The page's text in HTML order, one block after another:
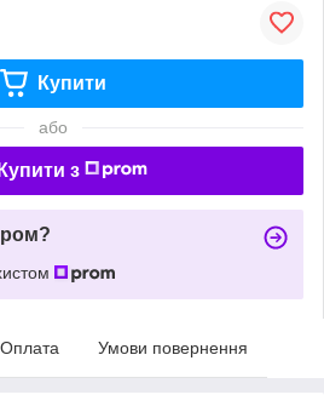
Купити
або
Купити з
Оплата Умови повернення